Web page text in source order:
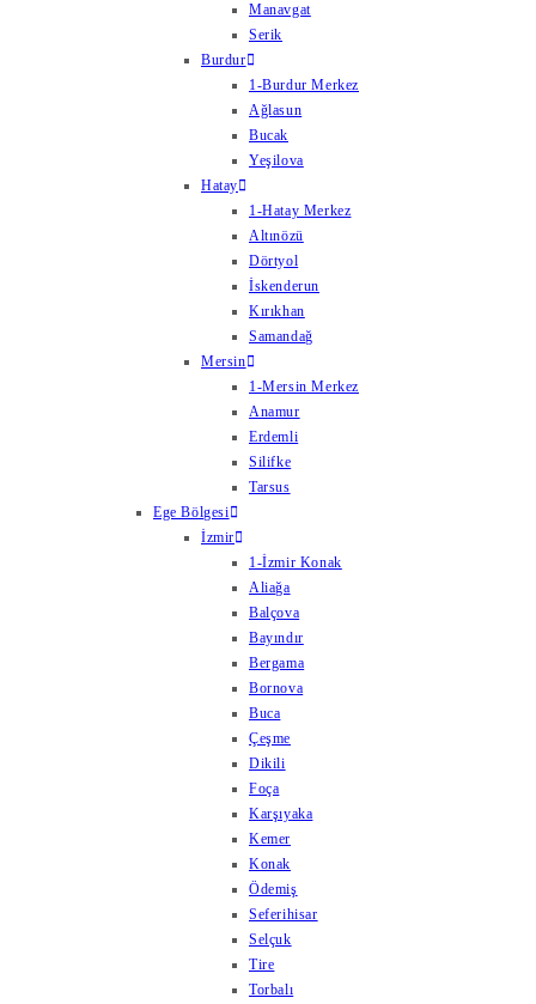
Manavgat
Serik
Burdur
1-Burdur Merkez
Ağlasun
Bucak
Yeşilova
Hatay
1-Hatay Merkez
Altınözü
Dörtyol
İskenderun
Kırıkhan
Samandağ
Mersin
1-Mersin Merkez
Anamur
Erdemli
Silifke
Tarsus
Ege Bölgesi
İzmir
1-İzmir Konak
Aliağa
Balçova
Bayındır
Bergama
Bornova
Buca
Çeşme
Dikili
Foça
Karşıyaka
Kemer
Konak
Ödemiş
Seferihisar
Selçuk
Tire
Torbalı